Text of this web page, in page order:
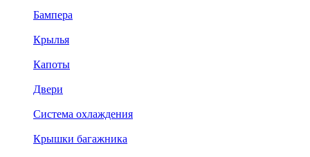
Бампера
Крылья
Капоты
Двери
Система охлаждения
Крышки багажника